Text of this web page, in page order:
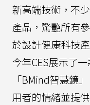
新高端技術，不
產品，驚艷所有
於設計健康科技
今年CES展示了
「BMind智慧鏡
用者的情緒並提